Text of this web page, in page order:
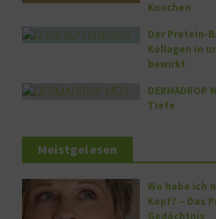
Knochen
Der Protein-
Kollagen in
bewirkt
Tiefe
Meistgelesen
Wo habe ich
Kopf? – Das
Gedächtnis